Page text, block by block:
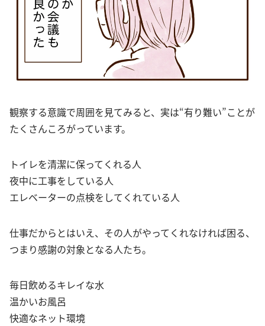
観察する意識で周囲を見てみると、実は“有り難い”ことが
たくさんころがっています。
トイレを清潔に保ってくれる人
夜中に工事をしている人
エレベーターの点検をしてくれている人
仕事だからとはいえ、その人がやってくれなければ困る、
つまり感謝の対象となる人たち。
毎日飲めるキレイな水
温かいお風呂
快適なネット環境